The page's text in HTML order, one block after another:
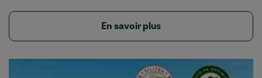
En savoir plus